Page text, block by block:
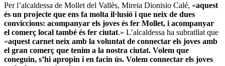
Per l’alcaldessa de Mollet del Vallès, Mireia Dionisio Calé, «aquest
és un projecte que ens fa molta il·lusió i que neix de dues
conviccions: acompanyar els joves és fer Mollet, i acompanyar
el comerç local també és fer ciutat.» L’alcaldessa ha subratllat que
«aquest carnet neix amb la voluntat de connectar els joves amb
el gran comerç que tenim a la nostra ciutat. Volem que
coneguin, s’hi apropin i en facin ús. Volem connectar els joves